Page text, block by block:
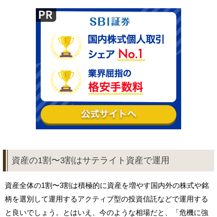
資産の1割〜3割はサテライト資産で運用
資産全体の1割〜3割は積極的に資産を増やす国内外の株式や銘
柄を選別して運用するアクティブ型の投資信託などで運用する
と良いでしょう。とはいえ、今のような相場だと、「危機に強